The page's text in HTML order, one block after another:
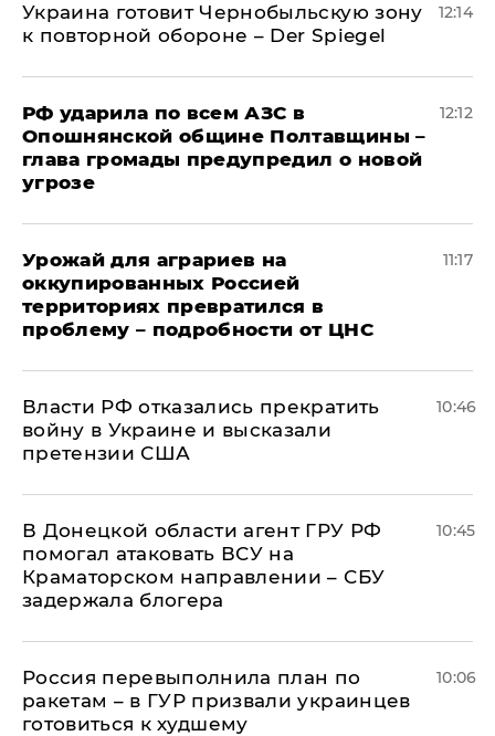
Украина готовит Чернобыльскую зону
к повторной обороне – Der Spiegel
12:14
РФ ударила по всем АЗС в
Опошнянской общине Полтавщины –
глава громады предупредил о новой
угрозе
12:12
Урожай для аграриев на
оккупированных Россией
территориях превратился в
проблему – подробности от ЦНС
11:17
Власти РФ отказались прекратить
войну в Украине и высказали
претензии США
10:46
В Донецкой области агент ГРУ РФ
помогал атаковать ВСУ на
Краматорском направлении – СБУ
задержала блогера
10:45
Россия перевыполнила план по
ракетам – в ГУР призвали украинцев
готовиться к худшему
10:06